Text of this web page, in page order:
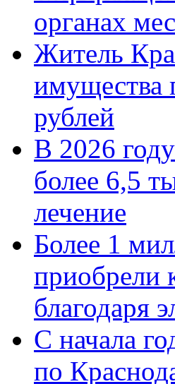
органах
Житель
имущества
рублей
В 2026
более 6,5
лечение
Более 1
приобрели
благодаря
С начала
по